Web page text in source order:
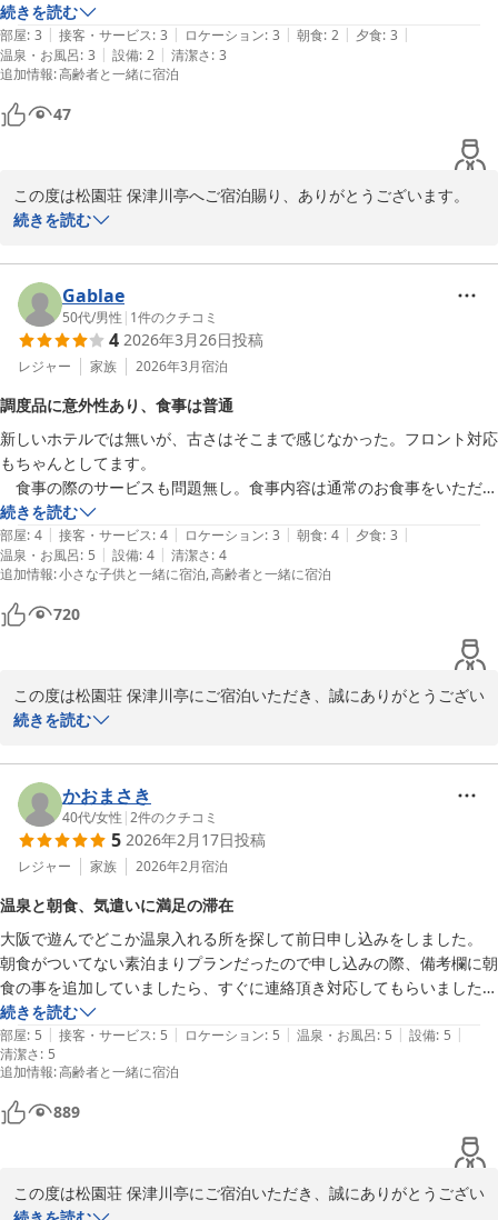
松園荘 保津川亭
2026-05-09
続きを読む
部屋: 3 | 接客・サービス: 3 | ロケーション: 3 | 朝食: 2 | 夕食: 3 |
温泉・お風呂: 3 | 設備: 2 | 清潔さ: 3
追加情報:高齢者と一緒に宿泊
47
この度は松園荘 保津川亭へご宿泊賜り、ありがとうございます。
またお忙しい中、貴重なご感想をお寄せいただきましたことに重ね
ようなおもてなしやサービスをご提供できず、私どもの力不足を痛
感しております。いただいたご意見を真摯に受け止め、次回お越し
いただいた際には「ここに泊まって本当に良かった」と感動してい
ただけるよう、お料理や接客、館内環境の向上にスタッフ一丸とな
って励んでまいります。もしまた機会がございましたら、日々変化
お越しを、心よりお待ち申し上げております。
松園荘 保津川亭
松園荘 保津川亭
2026-08-03
続きを読む
Gablae
50代/男性 | 1件のクチコミ
4 2026年3月26日投稿
レジャー 家族 2026年3月宿泊
調度品に意外性あり、食事は普通
新しいホテルでは無いが、古さはそこまで感じなかった。フロント対応
もちゃんとしてます。
食事の際のサービスも問題無し。食事内容は通常のお食事をいただき
ましたが、良くも悪くも普通でした。このホテルならではの特徴を食事
からは見いだせなかったです。
お風呂は良く温もりました。もう少し脱衣所が広ければとも思いまし
たが問題は無いです。
色々と飾られている調度品などに意外性があって面白いです。
続きを読む
部屋: 4 | 接客・サービス: 4 | ロケーション: 3 | 朝食: 4 | 夕食: 3 |
温泉・お風呂: 5 | 設備: 4 | 清潔さ: 4
追加情報:小さな子供と一緒に宿泊 高齢者と一緒に宿泊
720
この度は松園荘 保津川亭にご宿泊いただき、誠にありがとうござい
ます。
次回お越しの際も、より一層快適にお過ごしいただけますよう、努
力してまいります。
またのご来館を心よりお待ちしております。
松園荘 保津川亭
松園荘 保津川亭
2026-04-30
続きを読む
かおまさき
40代/女性 |2件のクチコミ
5 2026年2月17日投稿
レジャー 家族 2026年2月宿泊
温泉と朝食、気遣いに満足の滞在
大阪で遊んでどこか温泉入れる所を探して前日申し込みをしました。
朝食がついてない素泊まりプランだったので申し込みの際、備考欄に朝
食の事を追加していましたら、すぐに連絡頂き対応してもらいました。
チェックインも遅くなりましたので気にして電話して来てくださった
り、夜遅くのチェックインに丁寧に対応してもらいました。
お部屋もゆったり広々でトイレも洗面所も2個ずつある部屋だったので
困る事もなく、温泉もゆっくり入れました。お風呂上がりのアイスとか
ちょっとした気遣いもありがたかったです。
朝食はおかずもたくさんで食べ盛りの息子たちもご飯おかわりして満足
温泉旅館でゆったり過ごせました。ありがとうございました
続きを読む
部屋: 5 | 接客・サービス: 5 | ロケーション: 5 | 温泉・お風呂: 5 | 設備: 5 |
清潔さ: 5
追加情報:高齢者と一緒に宿泊
889
この度は松園荘 保津川亭にご宿泊いただき、誠にありがとうござい